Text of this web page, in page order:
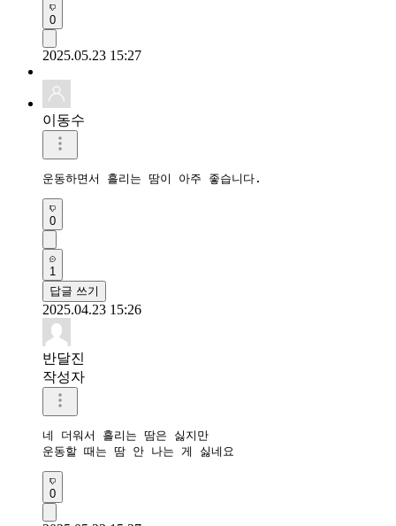
0
2025.05.23 15:27
이동수
운동하면서 흘리는 땀이 아주 좋습니다.
0
1
답글 쓰기
2025.04.23 15:26
반달진
작성자
네 더워서 흘리는 땀은 싫지만
운동할 때는 땀 안 나는 게 싫네요
0